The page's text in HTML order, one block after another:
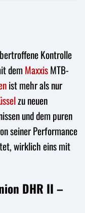
Kontrolle
dem MaxxisMTB-
ist mehr als nur
zu neuen
und dem puren
seiner Performance
wirklich eins mit
DHR II –